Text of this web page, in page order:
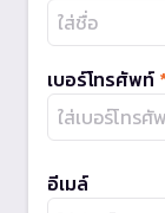
เบอร์โทรศัพท์
อีเมล์